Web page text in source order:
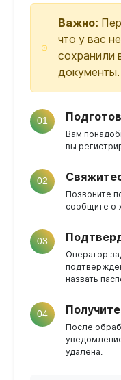
Важно:
что у вас
сохранили
документы.
01
Вам
вы
02
Позвоните
сообщите о
03
Оператор
назвать
04
После
удалена.